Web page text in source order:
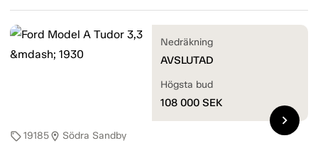
sell19185location_on Södra Sandby
Nedräkning
AVSLUTAD
Högsta bud
108 000 SEK
chevron_right